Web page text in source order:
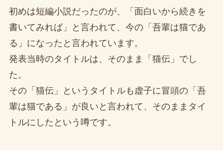
初めは短編小説だったのが、「面白いから続きを
書いてみれば」と言われて、今の「吾輩は猫であ
る」になったと言われています。
発表当時のタイトルは、そのまま「猫伝」でし
た。
その「猫伝」というタイトルも虚子に冒頭の「吾
輩は猫である」が良いと言われて、そのままタイ
トルにしたという噂です。